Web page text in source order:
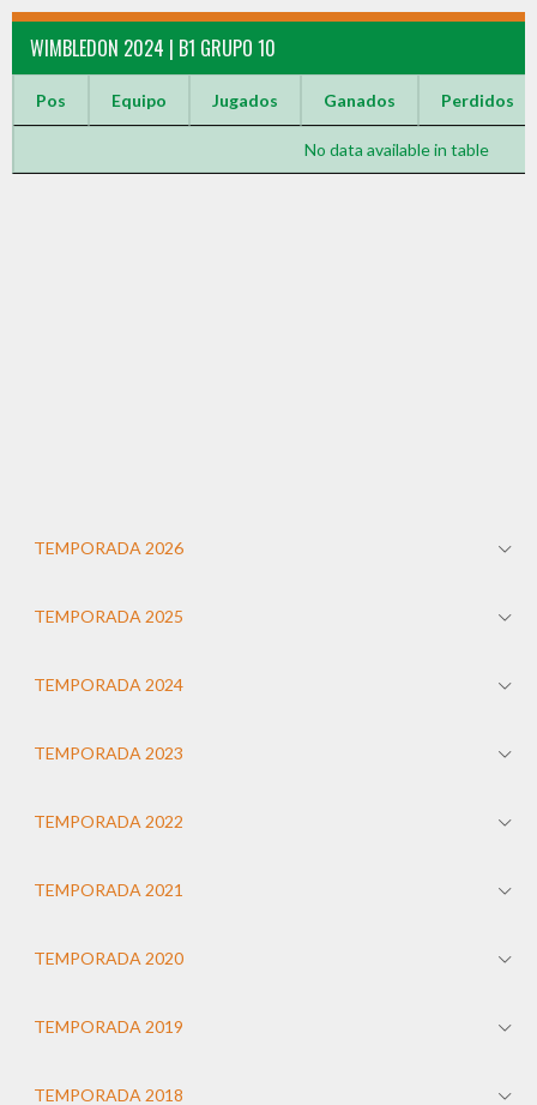
WIMBLEDON 2024 | B1 GRUPO 10
Pos Equipo Jugados Ganados Perdidos
No data available in table
TEMPORADA 2026
TEMPORADA 2025
TEMPORADA 2024
TEMPORADA 2023
TEMPORADA 2022
TEMPORADA 2021
TEMPORADA 2020
TEMPORADA 2019
TEMPORADA 2018